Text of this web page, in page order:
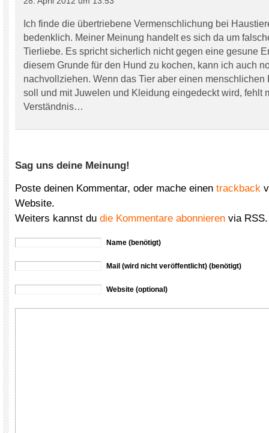
Ich finde die übertriebene Vermenschlichung bei
bedenklich. Meiner Meinung handelt es sich da um
Tierliebe. Es spricht sicherlich nicht gegen eine gesune
diesem Grunde für den Hund zu kochen, kann ich auch
nachvollziehen. Wenn das Tier aber einen menschlichen
soll und mit Juwelen und Kleidung eingedeckt wird, fehlt
Verständnis…
Sag uns deine Meinung!
Poste deinen Kommentar, oder mache einen trackback
Website.
Weiters kannst du die Kommentare abonnieren via RSS.
Name (benötigt)
Mail (wird nicht veröffentlicht) (benötigt)
Website (optional)